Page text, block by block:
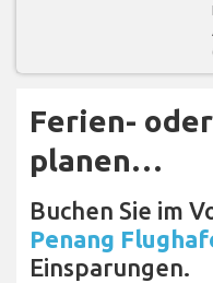
Ferien-
planen…
Buchen Sie im
Penang
Einsparungen.